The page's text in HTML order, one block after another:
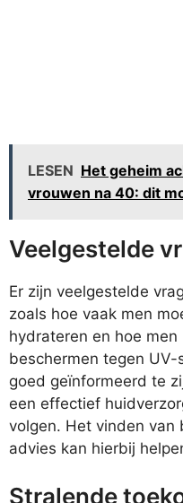
LESEN Het geheim
vrouwen na 40: dit
Veelgestelde
Er zijn veelgestelde
zoals hoe vaak men
hydrateren en hoe
beschermen tegen
goed geïnformeerd te
een effectief
volgen. Het vinden van
advies kan hierbij
Stralende